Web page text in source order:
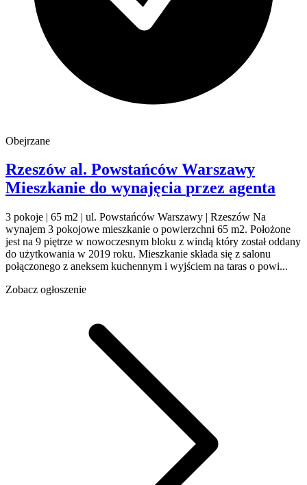
Obejrzane
Rzeszówal. Powstańców Warszawy
Mieszkanie do wynajęcia przez agenta
3 pokoje | 65 m2 | ul. Powstańców Warszawy | Rzeszów Na
wynajem 3 pokojowe mieszkanie o powierzchni 65 m2. Położone
jest na 9 piętrze w nowoczesnym bloku z windą który został oddany
do użytkowania w 2019 roku. Mieszkanie składa się z salonu
połączonego z aneksem kuchennym i wyjściem na taras o powi...
Zobacz ogłoszenie